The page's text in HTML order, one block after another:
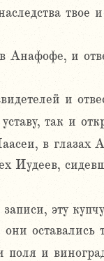
твое
и
и
так и
в глазах
Иудеев,
эту
оставались
и